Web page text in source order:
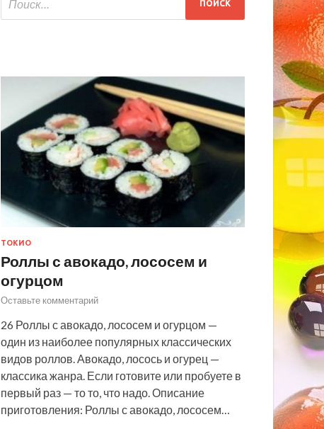
ТОКИО
Роллы с авокадо, лососем и
огурцом
Оставьте комментарий
26 Роллы с авокадо, лососем и огурцом —
один из наиболее популярных классических
видов роллов. Авокадо, лосось и огурец —
классика жанра. Если готовите или пробуете в
первый раз — то то, что надо. Описание
приготовления: Роллы с авокадо, лососем…